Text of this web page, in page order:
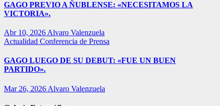
GAGO PREVIO A ÑUBLENSE: «NECESITAMOS LA
VICTORIA».
Abr 10, 2026 Alvaro Valenzuela
Actualidad Conferencia de Prensa
GAGO LUEGO DE SU DEBUT: «FUE UN BUEN
PARTIDO».
Mar 26, 2026 Alvaro Valenzuela